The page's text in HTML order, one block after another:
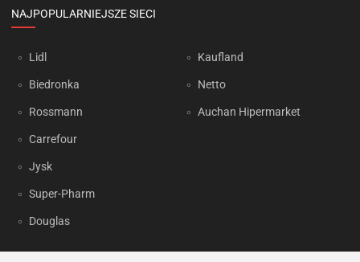
NAJPOPULARNIEJSZE SIECI
Lidl
Biedronka
Rossmann
Carrefour
Jysk
Super-Pharm
Douglas
Kaufland
Netto
Auchan Hipermarket